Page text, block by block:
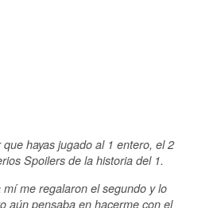
hayas jugado al 1 entero, el 2
Spoilers de la historia del 1.
mí me regalaron el segundo y lo
aún pensaba en hacerme con el